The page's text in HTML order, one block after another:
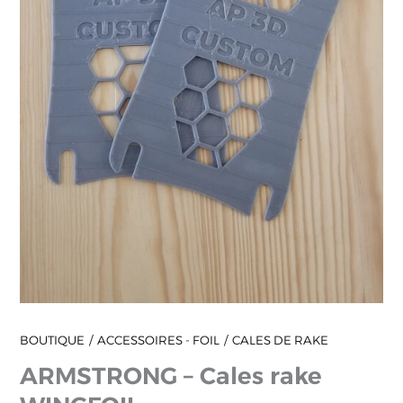
BOUTIQUE ACCESSOIRES - FOIL CALES DE RAKE
ARMSTRONG – Cales rake